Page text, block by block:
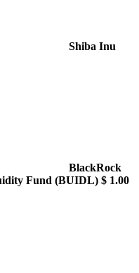
Shiba Inu
BlackRock
Fund (BUIDL) $ 1.00